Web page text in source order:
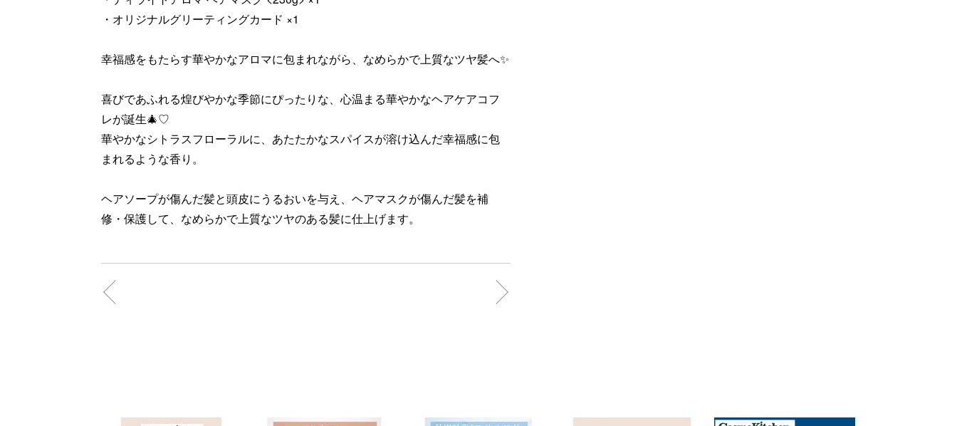
・オリジナルグリーティングカード ×1
幸福感をもたらす華やかなアロマに包まれながら、なめらかで上質なツヤ髪へ✨
喜びであふれる煌びやかな季節にぴったりな、心温まる華やかなヘアケアコフ
レが誕生🎄♡
華やかなシトラスフローラルに、あたたかなスパイスが溶け込んだ幸福感に包
まれるような香り。
ヘアソープが傷んだ髪と頭皮にうるおいを与え、ヘアマスクが傷んだ髪を補
修・保護して、なめらかで上質なツヤのある髪に仕上げます。